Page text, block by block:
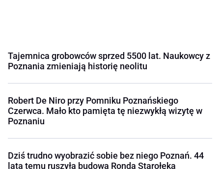
Tajemnica grobowców sprzed 5500 lat. Naukowcy z
Poznania zmieniają historię neolitu
Robert De Niro przy Pomniku Poznańskiego
Czerwca. Mało kto pamięta tę niezwykłą wizytę w
Poznaniu
Dziś trudno wyobrazić sobie bez niego Poznań. 44
lata temu ruszyła budowa Ronda Starołęka